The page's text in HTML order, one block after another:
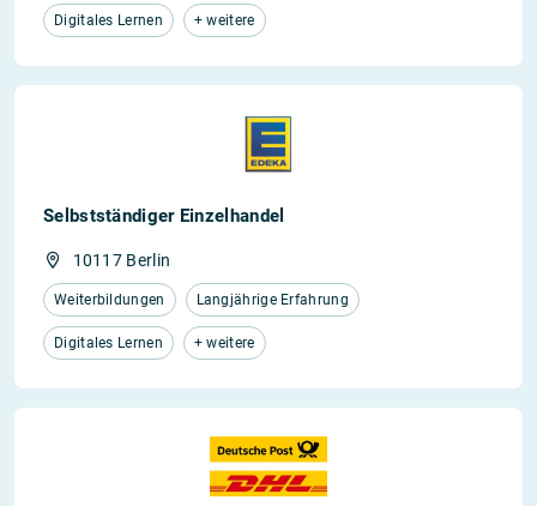
Digitales Lernen + weitere
Selbstständiger Einzelhandel
10117 Berlin
Weiterbildungen Langjährige Erfahrung
Digitales Lernen + weitere